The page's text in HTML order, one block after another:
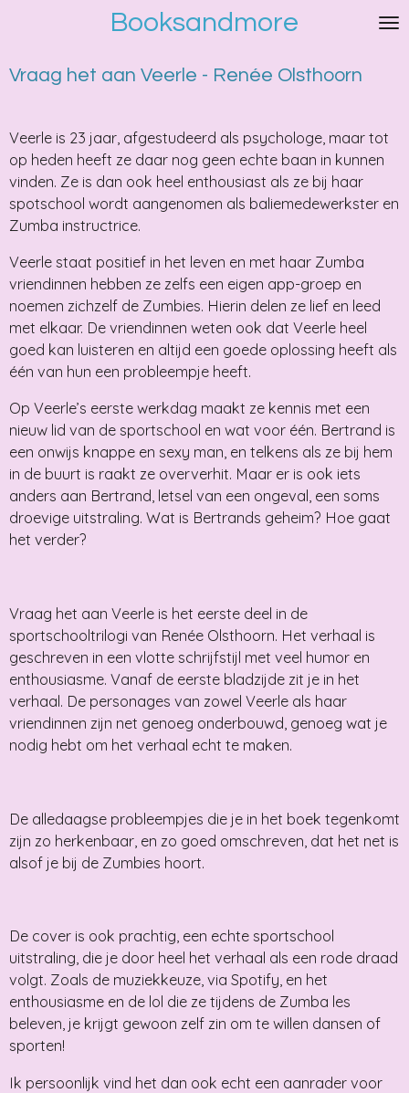
de
Booksandmore
Vraag het aan Veerle - Renée Olsthoorn
Veerle is 23 jaar, afgestudeerd als psychologe, maar tot
op heden heeft ze daar nog geen echte baan in kunnen
vinden. Ze is dan ook heel enthousiast als ze bij haar
spotschool wordt aangenomen als baliemedewerkster en
Zumba instructrice.
Veerle staat positief in het leven en met haar Zumba
vriendinnen hebben ze zelfs een eigen app-groep en
noemen zichzelf de Zumbies. Hierin delen ze lief en leed
met elkaar. De vriendinnen weten ook dat Veerle heel
goed kan luisteren en altijd een goede oplossing heeft als
één van hun een probleempje heeft.
Op Veerle’s eerste werkdag maakt ze kennis met een
nieuw lid van de sportschool en wat voor één. Bertrand is
een onwijs knappe en sexy man, en telkens als ze bij hem
in de buurt is raakt ze oververhit. Maar er is ook iets
anders aan Bertrand, letsel van een ongeval, een soms
droevige uitstraling. Wat is Bertrands geheim? Hoe gaat
het verder?
Vraag het aan Veerle is het eerste deel in de
sportschooltrilogi van Renée Olsthoorn. Het verhaal is
geschreven in een vlotte schrijfstijl met veel humor en
enthousiasme. Vanaf de eerste bladzijde zit je in het
verhaal. De personages van zowel Veerle als haar
vriendinnen zijn net genoeg onderbouwd, genoeg wat je
nodig hebt om het verhaal echt te maken.
De alledaagse probleempjes die je in het boek tegenkomt
zijn zo herkenbaar, en zo goed omschreven, dat het net is
alsof je bij de Zumbies hoort.
De cover is ook prachtig, een echte sportschool
uitstraling, die je door heel het verhaal als een rode draad
volgt. Zoals de muziekkeuze, via Spotify, en het
enthousiasme en de lol die ze tijdens de Zumba les
beleven, je krijgt gewoon zelf zin om te willen dansen of
sporten!
Ik persoonlijk vind het dan ook echt een aanrader voor